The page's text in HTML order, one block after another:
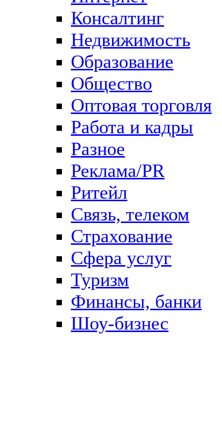
Консалтинг
Недвижимость
Образование
Общество
Оптовая торговля
Работа и кадры
Разное
Реклама/PR
Ритейл
Связь, телеком
Страхование
Сфера услуг
Туризм
Финансы, банки
Шоу-бизнес